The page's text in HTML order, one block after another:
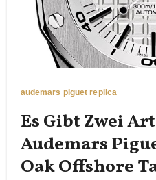
audemars piguet replica
Es Gibt Zwei
Audemars
Oak Offshore